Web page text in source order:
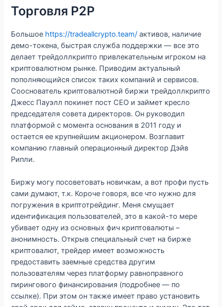
Торговля P2P
Большое https://tradeallcrypto.team/ активов, наличие
демо-токена, быстрая служба поддержки — все это
делает трейдоллкрипто привлекательным игроком на
криптовалютном рынке. Приводим актуальный
пополняющийся список таких компаний и сервисов.
Сооснователь криптовалютной биржи трейдоллкрипто
Джесс Пауэлл покинет пост CEO и займет кресло
председателя совета директоров. Он руководил
платформой с момента основания в 2011 году и
остается ее крупнейшим акционером. Возглавит
компанию главный операционный директор Дэйв
Рипли.
Биржу могу посоветовать новичкам, а вот профи пусть
сами думают, т.к. Короче говоря, все что нужно для
погружения в криптотрейдинг. Меня смущает
идентификация пользователей, это в какой-то мере
убивает одну из основных фич криптовалюты –
анонимность. Открыв специальный счет на бирже
криптовалют, трейдер имеет возможность
предоставить заемные средства другим
пользователям через платформу равноправного
пирингового финансирования (подробнее — по
ссылке). При этом он также имеет право установить